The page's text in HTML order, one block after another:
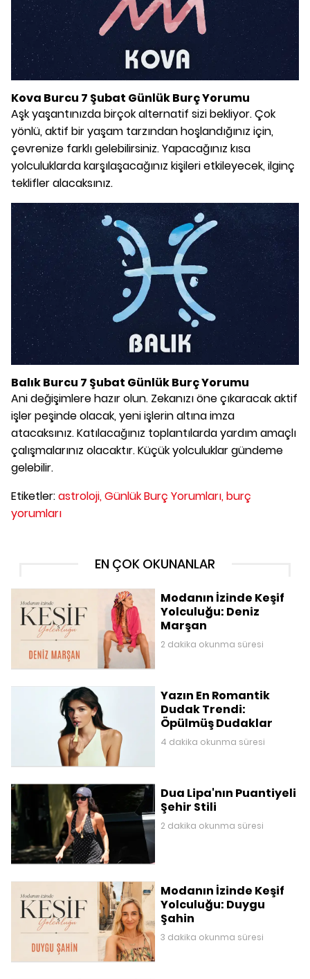
Kova Burcu 7 Şubat Günlük Burç Yorumu
Aşk yaşantınızda birçok alternatif sizi bekliyor. Çok
yönlü, aktif bir yaşam tarzından hoşlandığınız için,
çevrenize farklı gelebilirsiniz. Yapacağınız kısa
yolculuklarda karşılaşacağınız kişileri etkileyecek, ilginç
teklifler alacaksınız.
Balık Burcu 7 Şubat Günlük Burç Yorumu
Ani değişimlere hazır olun. Zekanızı öne çıkaracak aktif
işler peşinde olacak, yeni işlerin altına imza
atacaksınız. Katılacağınız toplantılarda yardım amaçlı
çalışmalarınız olacaktır. Küçük yolculuklar gündeme
gelebilir.
Etiketler:astroloji, Günlük Burç Yorumları, burç
yorumları
EN ÇOK OKUNANLAR
Modanın İzinde Keşif
Yolculuğu: Deniz
Marşan
2 dakika okunma süresi
Yazın En Romantik
Dudak Trendi:
Öpülmüş Dudaklar
4 dakika okunma süresi
Dua Lipa'nın Puantiyeli
Şehir Stili
2 dakika okunma süresi
Modanın İzinde Keşif
Yolculuğu: Duygu
Şahin
3 dakika okunma süresi